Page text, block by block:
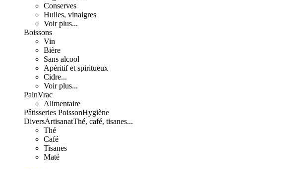
Conserves
Huiles, vinaigres
Voir plus...
Boissons
Vin
Bière
Sans alcool
Apéritif et spiritueux
Cidre...
Voir plus...
PainVrac
Alimentaire
Pâtisseries PoissonHygiène
DiversArtisanatThé, café, tisanes...
Thé
Café
Tisanes
Maté